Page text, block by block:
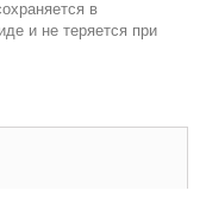
в
и не теряется при